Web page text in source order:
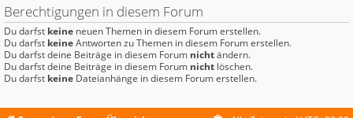
Berechtigungen in diesem Forum
Du darfst keine neuen Themen in diesem Forum erstellen.
Du darfst keineAntworten zu Themen in diesem Forum erstellen.
Du darfst deine Beiträge in diesem Forum nichtändern.
Du darfst deine Beiträge in diesem Forum nicht löschen.
Du darfst keine Dateianhänge in diesem Forum erstellen.